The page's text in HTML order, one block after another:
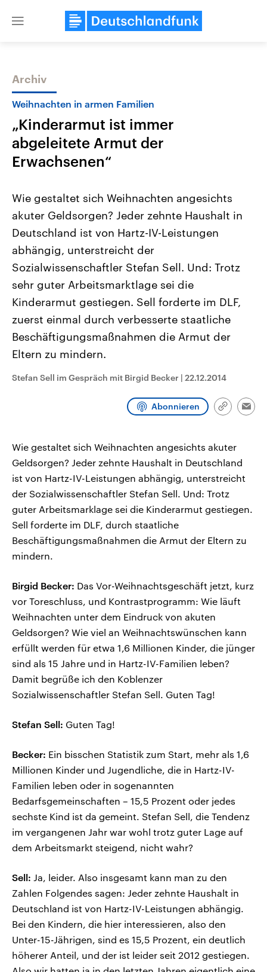
Close
Themen
2026
Alle Informationen
Sachsen-Anhalt wählt am 6.
September 2026 einen neuen
Landtag. Seit 2021 wird das
Bundesland von einer Koalition aus
Umfragen, Prognosen,
und Hintergründe zu den Parteien
und Kandidaten der anstehenden
Wahl.
Aktuelle Beiträge,
Hintergründe
Wirtschaftlich und
mit großem Einfluss auf
Sendungen Programm Podcasts
Audio-Archiv
Archiv
Weihnachten in armen Familien
„Kinderarmut ist immer
abgeleitete Armut der
Erwachsenen“
Wie gestaltet sich Weihnachten angesichts
akuter Geldsorgen? Jeder zehnte Haushalt in
Deutschland ist von Hartz-IV-Leistungen
abhängig, unterstreicht der
Sozialwissenschaftler Stefan Sell. Und: Trotz
sehr guter Arbeitsmarktlage sei die
Kinderarmut gestiegen. Sell forderte im DLF,
zuerst einmal durch verbesserte staatliche
Beschäftigungsmaßnahmen die Armut der
Eltern zu mindern.
Stefan Sell im Gespräch mit Birgid Becker | 22.12.2014
Abonnieren
Link
Wie gestaltet sich Weihnachten angesichts akuter
Geldsorgen? Jeder zehnte Haushalt in Deutschland
ist von Hartz-IV-Leistungen abhängig, unterstreicht
der Sozialwissenschaftler Stefan Sell. Und: Trotz
guter Arbeitsmarklage sei die Kinderarmut gestiegen.
Sell forderte im DLF, durch staatliche
Beschäftigungsmaßnahmen die Armut der Eltern zu
mindern.
Birgid Becker: Das Vor-Weihnachtsgeschäft jetzt, kurz
vor Toreschluss, und Kontrastprogramm: Wie läuft
Weihnachten unter dem Eindruck von akuten
Geldsorgen? Wie viel an Weihnachtswünschen kann
erfüllt werden für etwa 1,6 Millionen Kinder, die jünger
sind als 15 Jahre und in Hartz-IV-Familien leben?
Damit begrüße ich den Koblenzer
Sozialwissenschaftler Stefan Sell. Guten Tag!
Stefan Sell: Guten Tag!
Becker: Ein bisschen Statistik zum Start, mehr als 1,6
Millionen Kinder und Jugendliche, die in Hartz-IV-
Familien leben oder in sogenannten
Bedarfsgemeinschaften – 15,5 Prozent oder jedes
sechste Kind ist da gemeint. Stefan Sell, die Tendenz
im vergangenen Jahr war wohl trotz guter Lage auf
dem Arbeitsmarkt steigend, nicht wahr?
Sell: Ja, leider. Also insgesamt kann man zu den
Zahlen Folgendes sagen: Jeder zehnte Haushalt in
Deutschland ist von Hartz-IV-Leistungen abhängig.
Bei den Kindern, die hier interessieren, also den
Unter-15-Jährigen, sind es 15,5 Prozent, ein deutlich
höherer Anteil, und der ist leider seit 2012 gestiegen.